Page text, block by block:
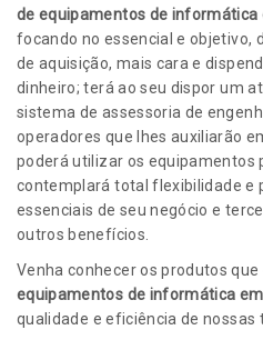
de equipamentos de informática
focando no essencial e objetivo,
de aquisição, mais cara e
dinheiro; terá ao seu dispor um
sistema de assessoria de
operadores que lhes auxiliarão
poderá utilizar os equipamentos
contemplará total flexibilidade e
essenciais de seu negócio e
outros benefícios.
Venha conhecer os produtos
equipamentos de informática
qualidade e eficiência de nossas